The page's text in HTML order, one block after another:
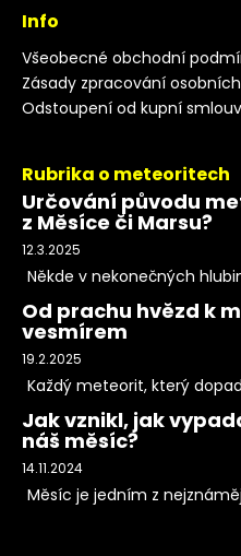
Info
Všeobecné obchodní
Zásady zpracování
Odstoupení od kupní
Rubrika o meteoritech
Určování původu
z Měsíce či Marsu?
12.3.2025
Někde v nekonečných
Od prachu hvězd k
vesmírem
19.2.2025
Každý meteorit, který
Jak vznikl, jak
náš měsíc?
14.11.2024
Měsíc je jedním z